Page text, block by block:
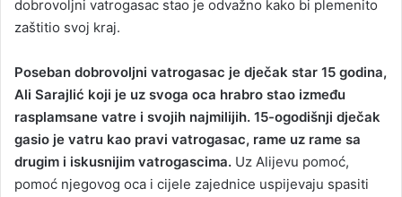
dobrovoljni vatrogasac stao je odvažno kako bi plemenito
zaštitio svoj kraj.
Poseban dobrovoljni vatrogasac je dječak star 15 godina,
Ali Sarajlić koji je uz svoga oca hrabro stao između
rasplamsane vatre i svojih najmilijih. 15-ogodišnji dječak
gasio je vatru kao pravi vatrogasac, rame uz rame sa
drugim i iskusnijim vatrogascima. Uz Alijevu pomoć,
pomoć njegovog oca i cijele zajednice uspijevaju spasiti